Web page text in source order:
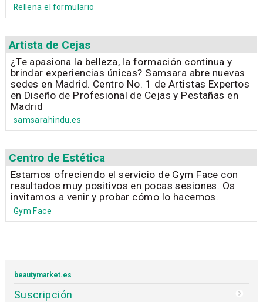
Rellena el formulario
Artista de Cejas
¿Te apasiona la belleza, la formación continua y
brindar experiencias únicas? Samsara abre nuevas
sedes en Madrid. Centro No. 1 de Artistas Expertos
en Diseño de Profesional de Cejas y Pestañas en
Madrid
samsarahindu.es
Centro de Estética
Estamos ofreciendo el servicio de Gym Face con
resultados muy positivos en pocas sesiones. Os
invitamos a venir y probar cómo lo hacemos.
Gym Face
beautymarket.es
Suscripción